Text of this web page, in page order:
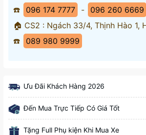
☎️
096 174 7777 -
096 260 6669
🏠 CS2 : Ngách 33/4, Thịnh Hào 1,
☎️
089 980 9999
Ưu Đãi Khách Hàng 2026
Đến Mua Trực Tiếp Có Giá Tốt
Tặng Full Phụ kiện Khi Mua Xe